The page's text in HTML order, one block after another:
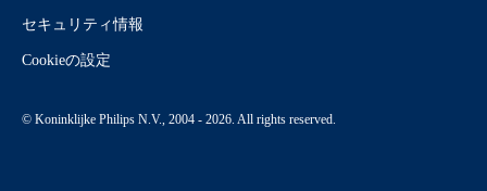
セキュリティ情報
Cookieの設定
© Koninklijke Philips N.V., 2004 - 2026. All rights reserved.